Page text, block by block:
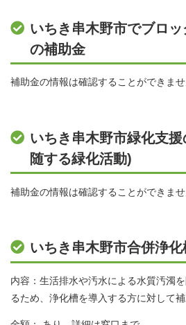
いちき串木野市でブロ
の補助金
補助金の情報は確認することができませ
いちき串木野市緑化支
随する緑化活動)
補助金の情報は確認することができませ
いちき串木野市合併浄
内容：生活排水や汚水による水質汚濁
るため、浄化槽を導入する方に対して